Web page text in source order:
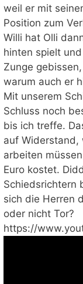
weil er mit
Position zum
Willi hat Olli
hinten spielt
Zunge
warum auch er
Mit unserem
Schluss noch
bis ich treffe.
auf Widerstand,
arbeiten
Euro kostet.
Schiedsrichtern
sich die Herren
oder nicht Tor?
https://